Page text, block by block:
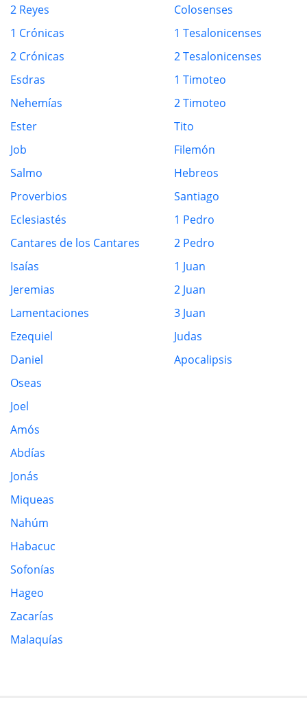
2 Reyes
1 Crónicas
2 Crónicas
Esdras
Nehemías
Ester
Job
Salmo
Proverbios
Eclesiastés
Cantares de los Cantares
Isaías
Jeremias
Lamentaciones
Ezequiel
Daniel
Oseas
Joel
Amós
Abdías
Jonás
Miqueas
Nahúm
Habacuc
Sofonías
Hageo
Zacarías
Malaquías
Colosenses
1 Tesalonicenses
2 Tesalonicenses
1 Timoteo
2 Timoteo
Tito
Filemón
Hebreos
Santiago
1 Pedro
2 Pedro
1 Juan
2 Juan
3 Juan
Judas
Apocalipsis